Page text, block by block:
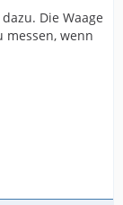
Die Waage
messen, wenn